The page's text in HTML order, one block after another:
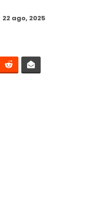
22 ago, 2025